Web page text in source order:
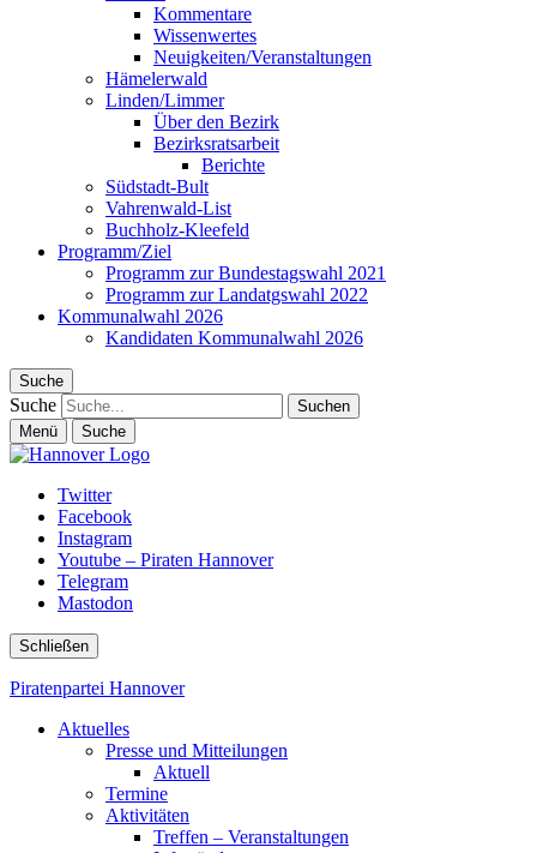
Kommentare
Wissenwertes
Neuigkeiten/Veranstaltungen
Hämelerwald
Linden/Limmer
Über den Bezirk
Bezirksratsarbeit
Berichte
Südstadt-Bult
Vahrenwald-List
Buchholz-Kleefeld
Programm/Ziel
Programm zur Bundestagswahl 2021
Programm zur Landatgswahl 2022
Kommunalwahl 2026
Kandidaten Kommunalwahl 2026
Suche
Suche
Menü Suche
Twitter
Facebook
Instagram
Youtube – Piraten Hannover
Telegram
Mastodon
Schließen
Piratenpartei Hannover
Aktuelles
Presse und Mitteilungen
Aktuell
Termine
Aktivitäten
Treffen – Veranstaltungen